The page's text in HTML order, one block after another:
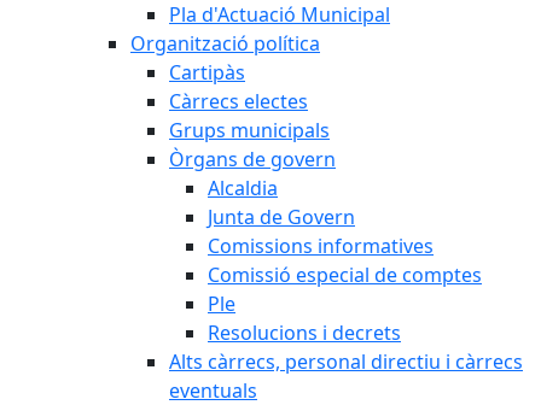
Pla d'Actuació Municipal
Organització política
Cartipàs
Càrrecs electes
Grups municipals
Òrgans de govern
Alcaldia
Junta de Govern
Comissions informatives
Comissió especial de comptes
Ple
Resolucions i decrets
Alts càrrecs, personal directiu i càrrecs
eventuals